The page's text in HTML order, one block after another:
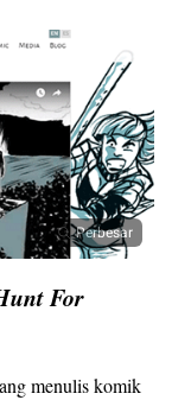
Perbesar
For
menulis komik